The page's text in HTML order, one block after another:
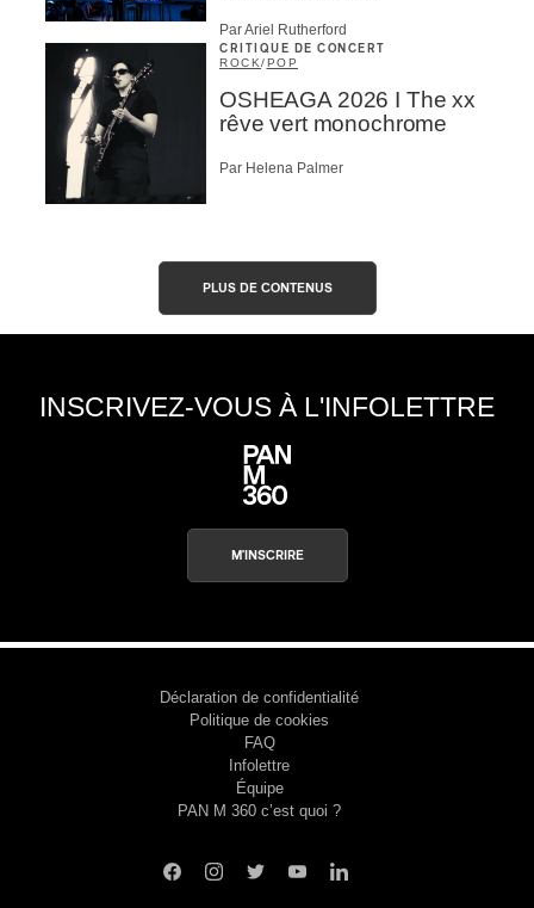
Par Ariel Rutherford
CRITIQUE DE CONCERT
ROCK/ POP
OSHEAGA 2026 I The xx
rêve vert monochrome
Par Helena Palmer
PLUS DE CONTENUS
INSCRIVEZ-VOUS À L'INFOLETTRE
M'INSCRIRE
Déclaration de confidentialité
Politique de cookies
FAQ
Infolettre
Équipe
PAN M 360 c’est quoi ?